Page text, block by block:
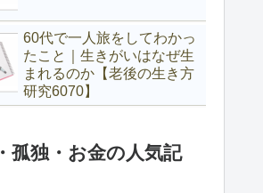
60代で一人旅をしてわかっ
たこと｜生きがいはなぜ生
まれるのか【老後の生き方
研究6070】
孤独・お金の人気記